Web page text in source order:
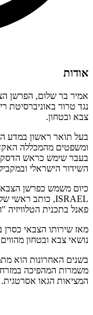
אודות
אמיר בר שלום, הפרשן
נגד טרור באוניברסיטת
צבא ובטחון.
בעל תואר ראשון במדע
ומשפטים מהמכללה
השידור הישראלי
פאנל בתכנית הטלוויזיה
מאז שירותו הצבאי
נושאי צבא ובטחון
בשנים האחרונות הוא
משמרות המהפיכה
המציאות הגאו אסרטגית.